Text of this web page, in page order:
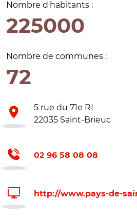
Nombre d'habitants :
225000
Nombre de communes :
72
5 rue du 71e RI
22035 Saint-Brieuc
02 96 58 08 08
http://www.pays-de-